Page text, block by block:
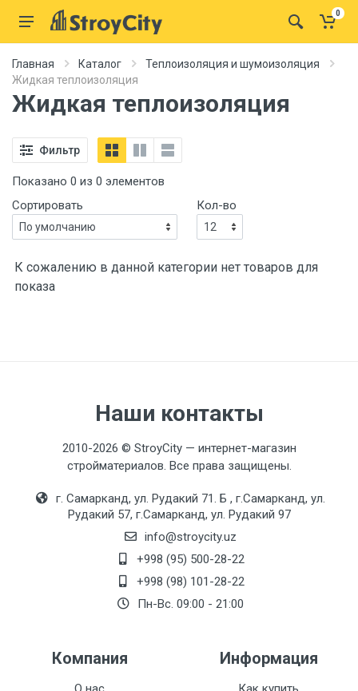
0
Главная Каталог
Теплоизоляция и шумоизоляция
Жидкая теплоизоляция
Жидкая теплоизоляция
Фильтр
Показано 0 из 0 элементов
Сортировать
Кол-во
К сожалению в данной категории нет товаров для
показа
Наши контакты
2010-2026 © StroyCity — интернет-магазин
стройматериалов. Все права защищены.
г. Самарканд, ул. Рудакий 71. Б , г.Самарканд, ул.
Рудакий 57, г.Самарканд, ул. Рудакий 97
info@stroycity.uz
+998 (95) 500-28-22
+998 (98) 101-28-22
Пн-Вс. 09:00 - 21:00
Компания Информация